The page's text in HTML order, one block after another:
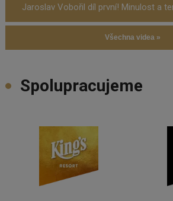
Jaroslav Vobořil díl první! Minulost a
Všechna videa »
Spolupracujeme